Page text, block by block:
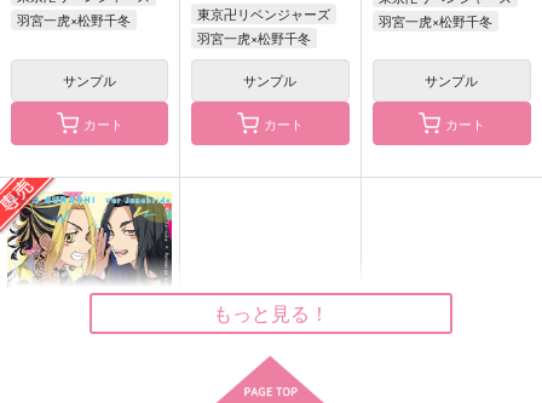
始まりのうた、祈りの
十五夜堂
同田貫正国×審神者
サンプル
作品詳細
ばぶ！ばぶ！ばぶ！～
とーまんにばぶがやっ
てきた！？～
TSUBUKKO
Sunday＆Sundae
森くり堂
787円（税込）
羽宮一虎×松野千冬
サンプル
カート
東京卍リベンジャーズ
羽宮一虎×松野千冬
サンプル
カート
羽宮一虎×松野千冬
サンプル
カート
もっと見る！